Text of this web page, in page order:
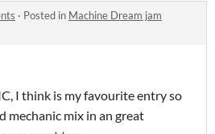
· Posted in Machine Dream jam
I think is my favourite entry so
mechanic mix in an great